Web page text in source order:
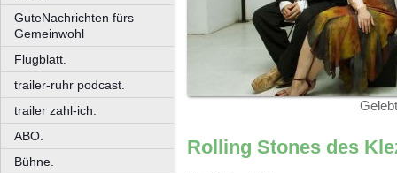
GuteNachrichten fürs
Gemeinwohl
Flugblatt.
trailer-ruhr podcast.
trailer zahl-ich.
ABO.
Bühne.
Rolling Stones des